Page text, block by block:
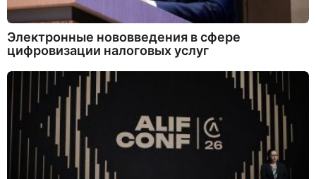
Электронные нововведения в сфере
цифровизации налоговых услуг